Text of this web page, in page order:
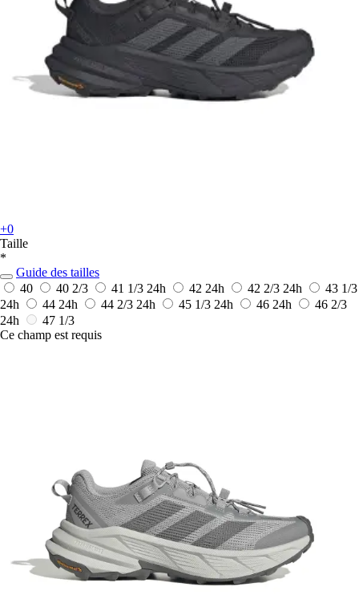
+0
Taille
*
Guide des tailles
40
40 2/3 41 1/3 24h 42 24h 42 2/3 24h
43 1/3
24h
44 24h 44 2/3 24h 45 1/3 24h 46 24h
46 2/3
24h
47 1/3
Ce champ est requis